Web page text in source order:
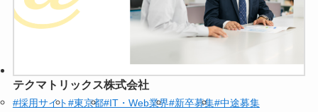
テクマトリックス株式会社
#採用サイト#東京都#IT・Web業界#新卒募集#中途募集